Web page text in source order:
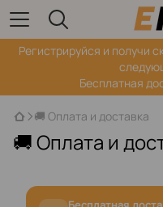
Регистрируйся‌ и получи
Бесплатная
🚚 Оплата и доставка
🚚 Оплата и